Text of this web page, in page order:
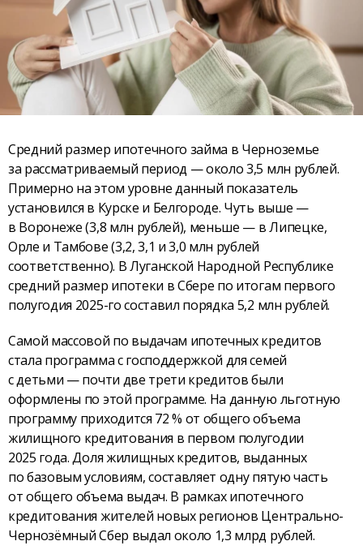
Средний размер ипотечного займа в Черноземье
за рассматриваемый период — около 3,5 млн рублей.
Примерно на этом уровне данный показатель
установился в Курске и Белгороде. Чуть выше —
в Воронеже (3,8 млн рублей), меньше — в Липецке,
Орле и Тамбове (3,2, 3,1 и 3,0 млн рублей
соответственно). В Луганской Народной Республике
средний размер ипотеки в Сбере по итогам первого
полугодия 2025-го составил порядка 5,2 млн рублей.
Самой массовой по выдачам ипотечных кредитов
стала программа с господдержкой для семей
с детьми — почти две трети кредитов были
оформлены по этой программе. На данную льготную
программу приходится 72 % от общего объема
жилищного кредитования в первом полугодии
2025 года. Доля жилищных кредитов, выданных
по базовым условиям, составляет одну пятую часть
от общего объема выдач. В рамках ипотечного
кредитования жителей новых регионов Центрально-
Чернозёмный Сбер выдал около 1,3 млрд рублей.